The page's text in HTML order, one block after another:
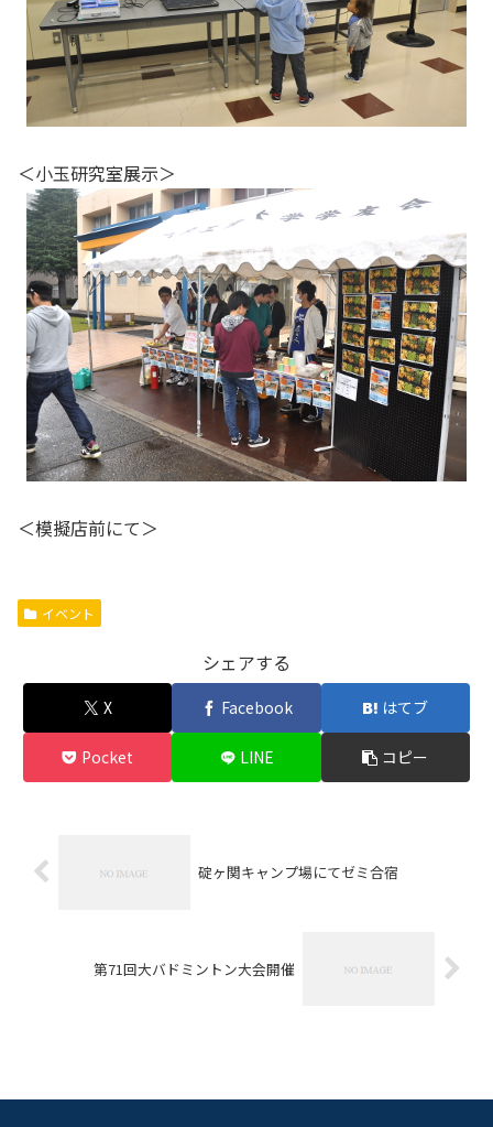
＜小玉研究室展示＞
＜模擬店前にて＞
イベント
シェアする
X Facebook はてブ
Pocket LINE コピー
碇ヶ関キャンプ場にてゼミ合宿
第71回大バドミントン大会開催